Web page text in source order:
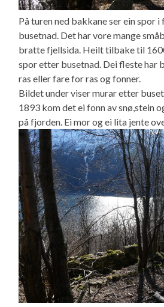
På turen ned bakkane ser ein spor
busetnad. Det har vore mange
bratte fjellsida. Heilt tilbake til
spor etter busetnad. Dei fleste
ras eller fare for ras og fonner.
Bildet under viser murar etter
1893 kom det ei fonn av snø,stein
på fjorden. Ei mor og ei lita jente